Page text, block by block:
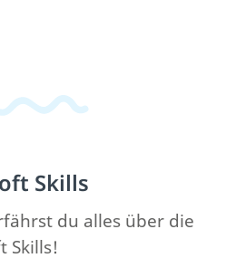
Skills
du alles über die
Skills!